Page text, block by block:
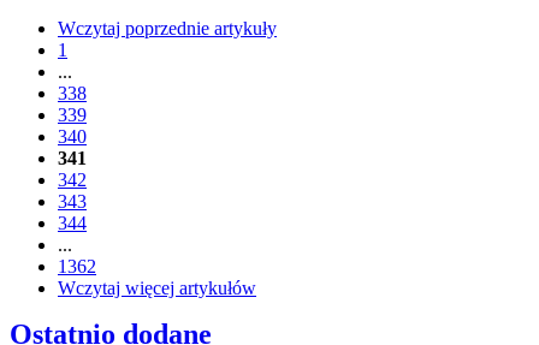
Wczytaj poprzednie artykuły
1
...
338
339
340
341
342
343
344
...
1362
Wczytaj więcej artykułów
Ostatnio dodane